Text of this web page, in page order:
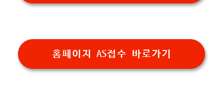
홈페이지 AS접수 바로가기